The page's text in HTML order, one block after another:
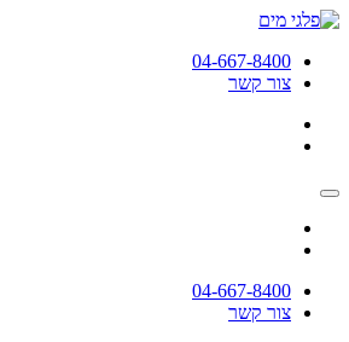
04-667-8400
צור קשר
04-667-8400
צור קשר